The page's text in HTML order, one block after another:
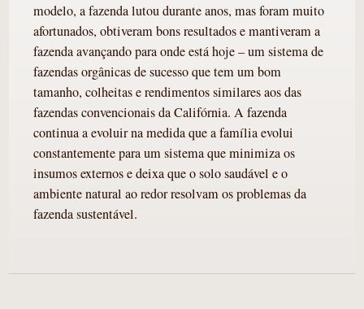
modelo, a fazenda lutou durante anos, mas foram muito
afortunados, obtiveram bons resultados e mantiveram a
fazenda avançando para onde está hoje – um sistema de
fazendas orgânicas de sucesso que tem um bom
tamanho, colheitas e rendimentos similares aos das
fazendas convencionais da Califórnia. A fazenda
continua a evoluir na medida que a família evolui
constantemente para um sistema que minimiza os
insumos externos e deixa que o solo saudável e o
ambiente natural ao redor resolvam os problemas da
fazenda sustentável.